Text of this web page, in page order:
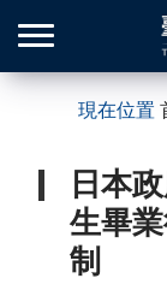
現在位置
日本
生畢
制